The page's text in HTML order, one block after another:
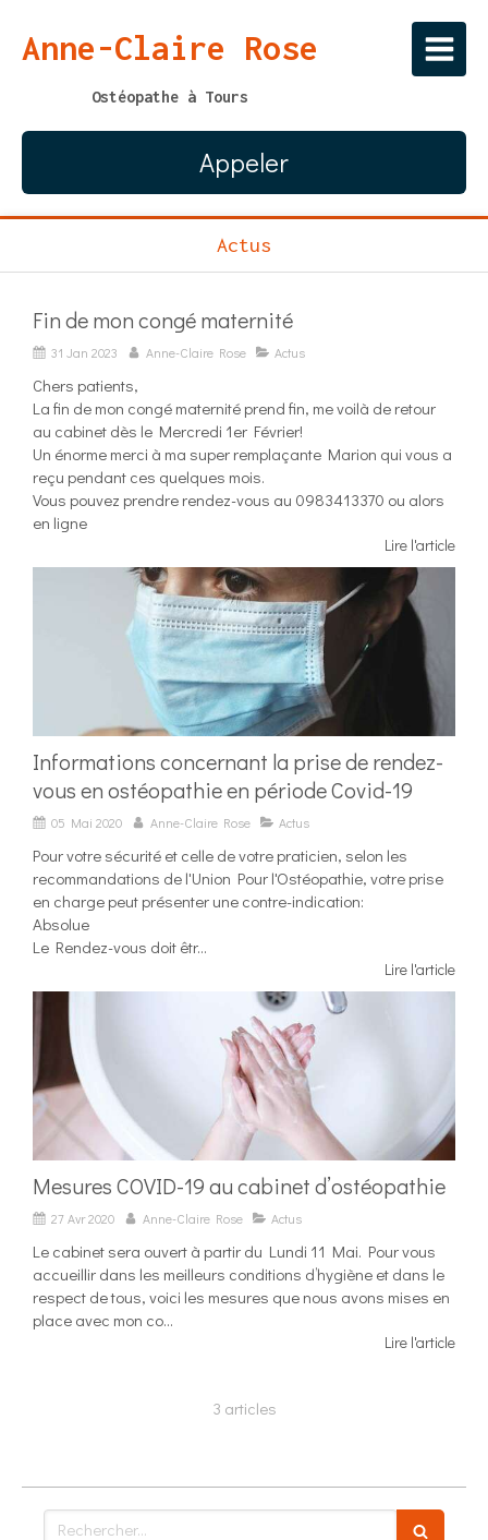
Anne-Claire Rose
Ostéopathe à Tours
Appeler
Actus
Fin de mon congé maternité
31 Jan 2023 Anne-Claire Rose Actus
Chers patients,
La fin de mon congé maternité prend fin, me voilà de retour
au cabinet dès le Mercredi 1er Février!
Un énorme merci à ma super remplaçante Marion qui vous a
reçu pendant ces quelques mois.
Vous pouvez prendre rendez-vous au 0983413370 ou alors
en ligne
Lire l'article
Informations concernant la prise de rendez-
vous en ostéopathie en période Covid-19
05 Mai 2020 Anne-Claire Rose Actus
Pour votre sécurité et celle de votre praticien, selon les
recommandations de l'Union Pour l'Ostéopathie, votre prise
en charge peut présenter une contre-indication:
Absolue
Le Rendez-vous doit êtr...
Lire l'article
Mesures COVID-19 au cabinet d’ostéopathie
27 Avr 2020 Anne-Claire Rose Actus
Le cabinet sera ouvert à partir du Lundi 11 Mai. Pour vous
accueillir dans les meilleurs conditions d’hygiène et dans le
respect de tous, voici les mesures que nous avons mises en
place avec mon co...
Lire l'article
3 articles
Rechercher